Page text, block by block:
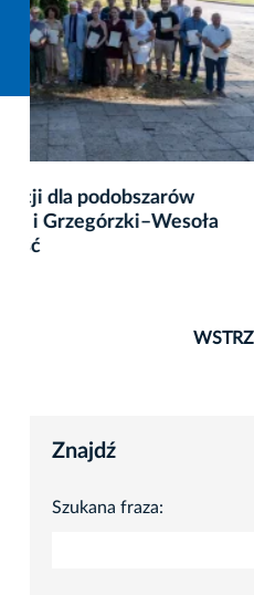
Cały ten jazz – sierpień
2026-07-29
Znajdź
Szukana fraza: